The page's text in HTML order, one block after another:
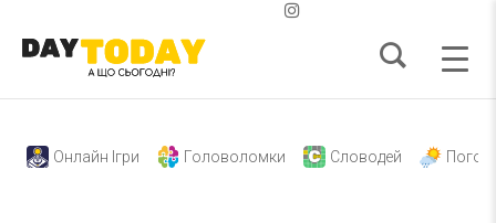
Онлайн Ігри Головоломки Словодей